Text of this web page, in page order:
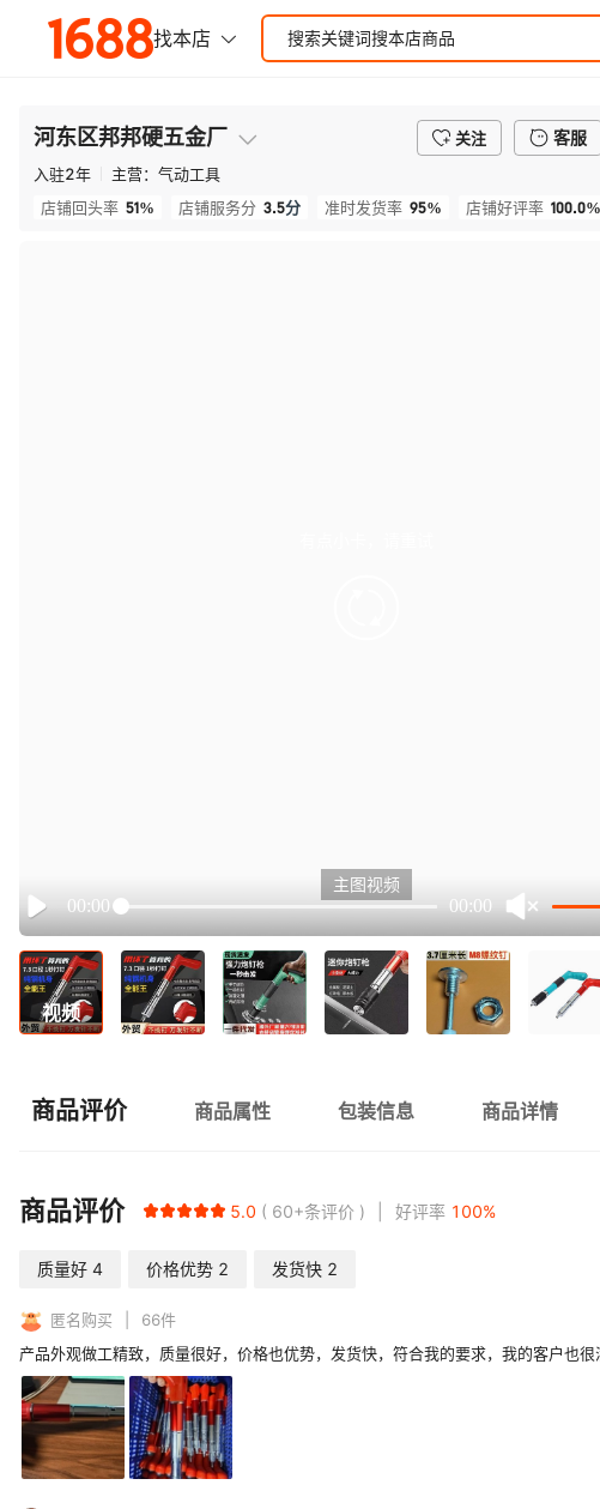
河东区邦邦硬五金厂 关注 客服
入驻2年 主营： 气动工具
店铺回头率 51% 店铺服务分 3.5分 准时发货率 95% 店铺好评率 100.0%
Play
00:00 00:00
主图视频
视频
商品评价 商品属性 包装信息 商品详情
商品评价 5.0 60+条评价 好评率 100%
质量好 4 价格优势 2 发货快 2
匿名购买 66件
产品外观做工精致，质量很好，价格也优势，发货快，符合我的要求，我的客户也